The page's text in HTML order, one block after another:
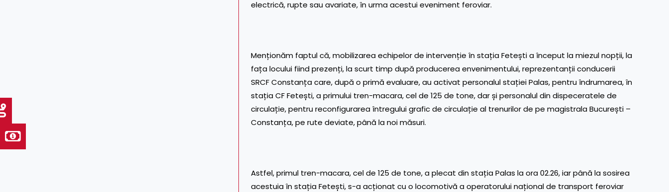
electrică, rupte sau avariate, în urma acestui eveniment feroviar.
Menționăm faptul că, mobilizarea echipelor de intervenție în stația Fetești a început la miezul nopții, la
fața locului fiind prezenți, la scurt timp după producerea envenimentului, reprezentanții conducerii
SRCF Constanța care, după o primă evaluare, au activat personalul stației Palas, pentru îndrumarea, în
stația CF Fetești, a primului tren-macara, cel de 125 de tone, dar și personalul din dispeceratele de
circulație, pentru reconfigurarea întregului grafic de circulație al trenurilor de pe magistrala București –
Constanța, pe rute deviate, până la noi măsuri.
Astfel, primul tren-macara, cel de 125 de tone, a plecat din stația Palas la ora 02.26, iar până la sosirea
acestuia în stația Fetești, s-a acționat cu o locomotivă a operatorului național de transport feroviar